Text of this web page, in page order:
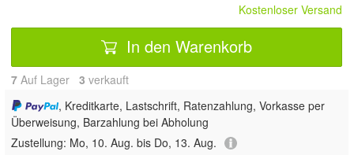
Kostenloser Versand
In den Warenkorb
7 Auf Lager 3 verkauft
, Kreditkarte, Lastschrift, Ratenzahlung, Vorkasse per
Überweisung, Barzahlung bei Abholung
Zustellung: Mo, 10. Aug. bis Do, 13. Aug.